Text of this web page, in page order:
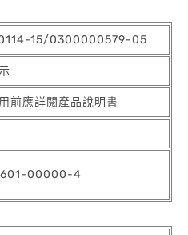
15/0300000579-05
前應詳閱產品說明書
00000-4